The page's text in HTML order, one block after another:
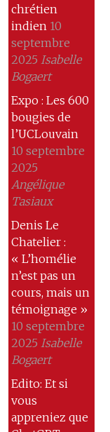
chrétien
indien 10
septembre
2025 Isabelle
Bogaert
Expo : Les 600
bougies de
l’UCLouvain
10 septembre
2025
Angélique
Tasiaux
Denis Le
Chatelier :
« L’homélie
n’est pas un
cours, mais un
témoignage »
10 septembre
2025 Isabelle
Bogaert
Edito: Et si
vous
appreniez que